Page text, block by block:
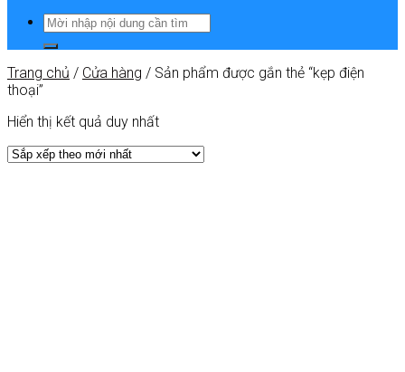
Trang chủ / Cửa hàng / Sản phẩm được gắn thẻ “kẹp điện
thoại”
Hiển thị kết quả duy nhất